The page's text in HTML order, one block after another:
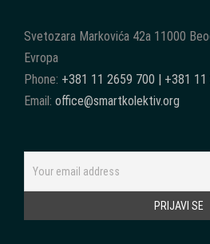
Svetozara Markovića 42a 11000
Evropa
Phone: +381 11 2659 700 | +381
Email: office@smartkolektiv.org